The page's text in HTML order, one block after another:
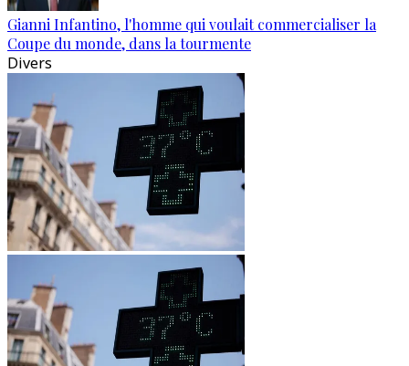
Gianni Infantino, l'homme qui voulait commercialiser la
Coupe du monde, dans la tourmente
Divers